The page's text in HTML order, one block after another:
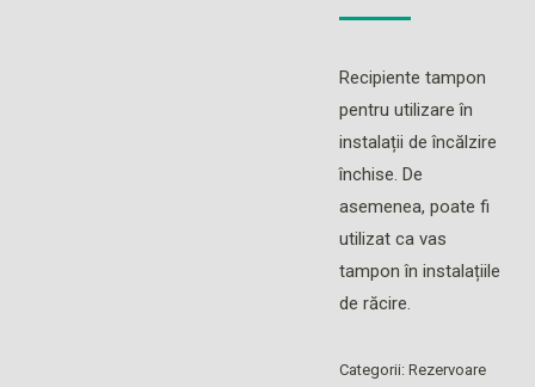
Recipiente tampon
pentru utilizare în
instalații de încălzire
închise. De
asemenea, poate fi
utilizat ca vas
tampon în instalațiile
de răcire.
Categorii: Rezervoare